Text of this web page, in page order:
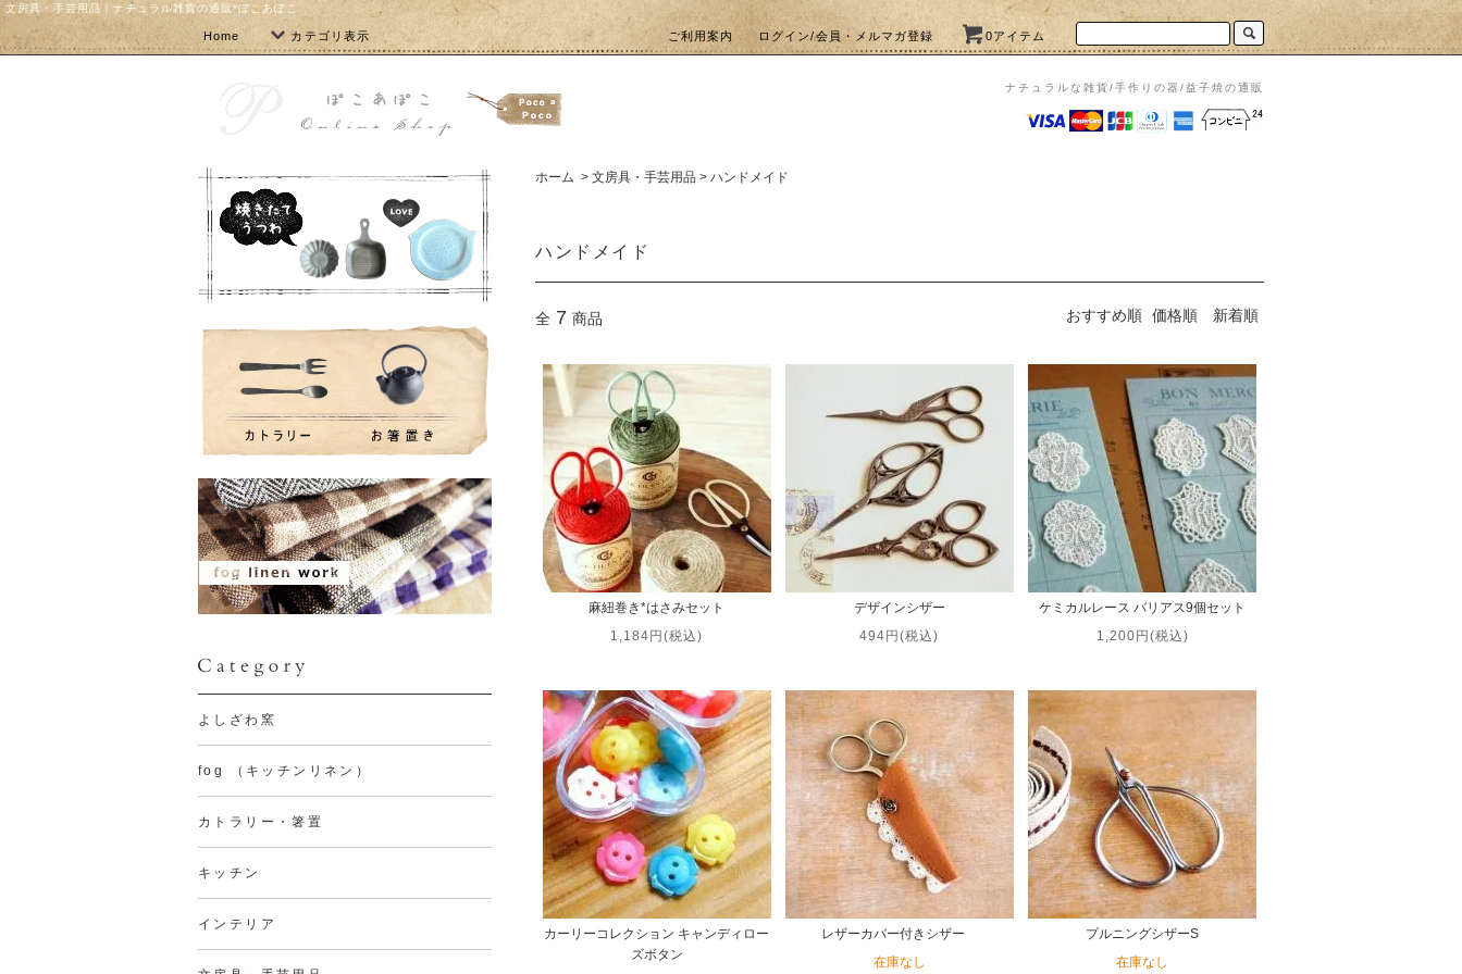
文房具・手芸用品｜ナチュラル雑貨の通販*ぽこあぽこ
Home カテゴリ表示 ご利用案内 ログイン/会員・メルマガ登録 0アイテム
ナチュラルな雑貨/手作りの器/益子焼の通販
ホーム > 文房具・手芸用品 > ハンドメイド
ハンドメイド
全 7 商品 おすすめ順 価格順 新着順
麻紐巻き*はさみセット
1,184円(税込)
デザインシザー
494円(税込)
ケミカルレース バリアス9個セット
1,200円(税込)
カーリーコレクション キャンディロー
ズボタン
レザーカバー付きシザー
在庫なし
プルニングシザーS
在庫なし
よしざわ窯
fog （キッチンリネン）
カトラリー・箸置
キッチン
インテリア